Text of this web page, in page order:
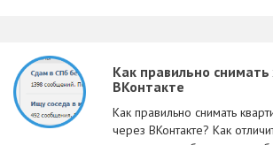
Как правильно
ВКонтакте
Как правильно снимать
через ВКонтакте? Как